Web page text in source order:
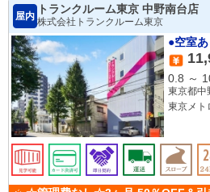
屋内
トランクルーム東京 中野南台店
株式会社トランクルーム東京
●空室あ
0.8 ～
東京都中
東京メ